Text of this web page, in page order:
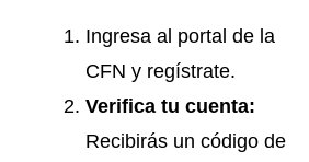
Ingresa al portal de la
CFN y regístrate.
Verifica tu cuenta:
Recibirás un código de